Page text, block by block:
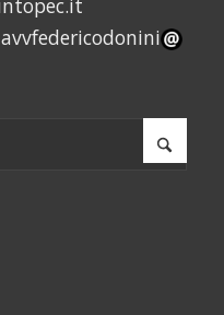
avvfedericodonini